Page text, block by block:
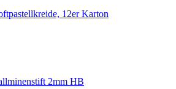
12er Karton
2mm HB